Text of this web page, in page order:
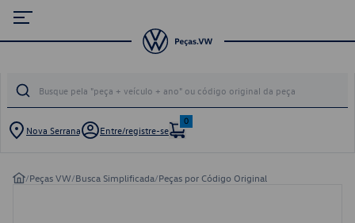
Nova Serrana Entre/registre-se
0
/Peças VW/Busca Simplificada/Peças por Código Original